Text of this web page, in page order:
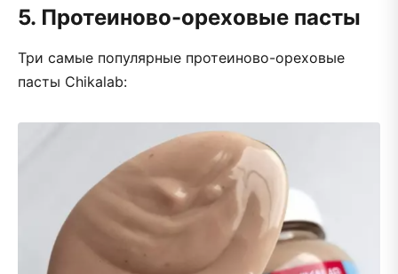
5. Протеиново-ореховые пасты
Три самые популярные протеиново-ореховые
пасты Chikalab: